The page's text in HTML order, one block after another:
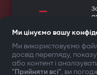
Автозапуск
запалювання
—
ТВОЯ
Ми цінуємо вашу
Ми використовуємо
досвід перегляду,
або контент і
"Прийняти всі", ви